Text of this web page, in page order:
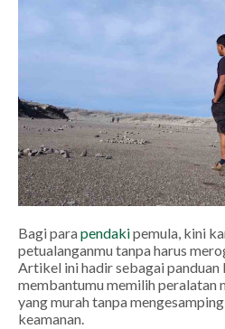
Bagi parapendakipemula, kini
petualanganmu tanpa harus
Artikel ini hadir sebagai panduan
membantumu memilih peralatan
yang murah tanpa
keamanan.